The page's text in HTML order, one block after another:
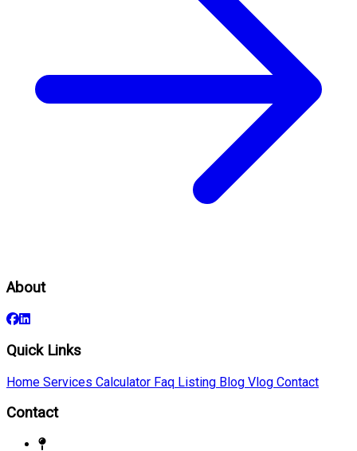
About
Quick Links
Home Services Calculator Faq Listing Blog Vlog Contact
Contact